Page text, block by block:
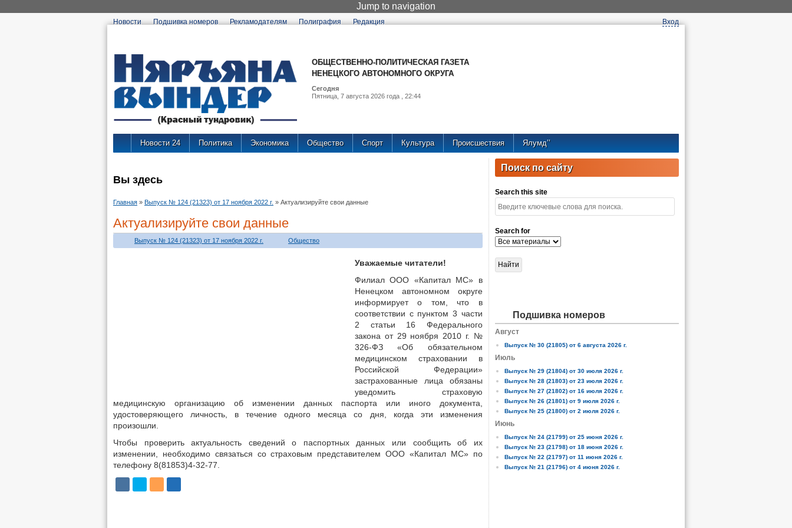
Jump to navigation
Новости Подшивка номеров Рекламодателям Полиграфия Редакция Вход
ОБЩЕСТВЕННО-ПОЛИТИЧЕСКАЯ ГАЗЕТА
НЕНЕЦКОГО АВТОНОМНОГО ОКРУГА
Сегодня
Пятница, 7 августа 2026 года , 22:44
Новости 24 Политика Экономика Общество Спорт Культура Происшествия Ялумд’’
Вы здесь
Главная » Выпуск № 124 (21323) от 17 ноября 2022 г. » Актуализируйте свои данные
Актуализируйте свои данные
Выпуск № 124 (21323) от 17 ноября 2022 г. Общество
Уважаемые читатели!
Филиал ООО «Капитал МС» в
Ненецком автономном округе
информирует о том, что в
соответствии с пунктом 3 части
2 статьи 16 Федерального
закона от 29 ноября 2010 г. №
326-ФЗ «Об обязательном
медицинском страховании в
Российской Федерации»
застрахованные лица обязаны
уведомить страховую
медицинскую организацию об изменении данных паспорта или иного документа,
удостоверяющего личность, в течение одного месяца со дня, когда эти изменения
произошли.
Чтобы проверить актуальность сведений о паспортных данных или сообщить об их
изменении, необходимо связаться со страховым представителем ООО «Капитал МС» по
телефону 8(81853)4-32-77.
Поиск по сайту
Search this site
Search for
Подшивка номеров
Август
Выпуск № 30 (21805) от 6 августа 2026 г.
Июль
Выпуск № 29 (21804) от 30 июля 2026 г.
Выпуск № 28 (21803) от 23 июля 2026 г.
Выпуск № 27 (21802) от 16 июля 2026 г.
Выпуск № 26 (21801) от 9 июля 2026 г.
Выпуск № 25 (21800) от 2 июля 2026 г.
Июнь
Выпуск № 24 (21799) от 25 июня 2026 г.
Выпуск № 23 (21798) от 18 июня 2026 г.
Выпуск № 22 (21797) от 11 июня 2026 г.
Выпуск № 21 (21796) от 4 июня 2026 г.